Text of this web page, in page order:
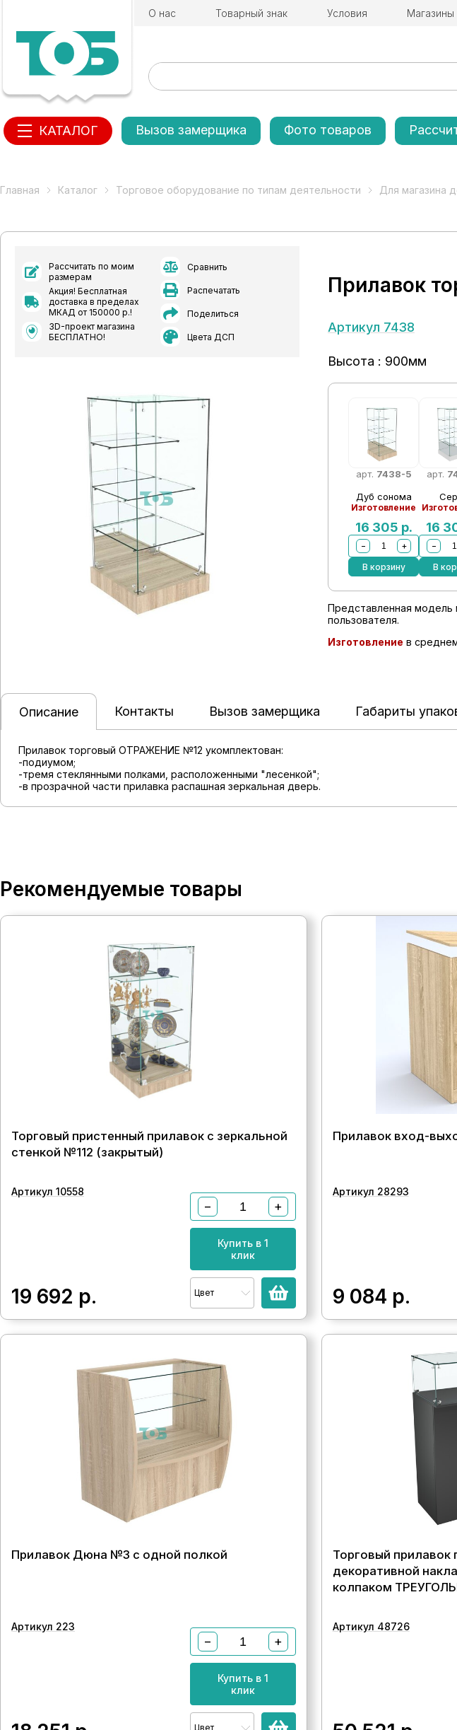
О нас Товарный знак Условия
КАТАЛОГ Вызов замерщика Фото товаров
Главная Каталог Торговое оборудование по типам деятельности Для магазина
Рассчитать по моим
размерам
Акция! Бесплатная
доставка в пределах
МКАД от 150000 р.!
3D-проект магазина
БЕСПЛАТНО!
Сравнить
Распечатать
Поделиться
Цвета ДСП
Прилавок
Артикул 7438
Высота : 900мм
арт. 7438-5
Дуб сонома
Изготовление
16 305 р.
−
+
В корзину
арт.
16
−
В
Представленная модель
пользователя.
Изготовление в
Описание Контакты Вызов замерщика Габариты
Прилавок торговый ОТРАЖЕНИЕ №12 укомплектован:
-подиумом;
-тремя стеклянными полками, расположенными "лесенкой";
-в прозрачной части прилавка распашная зеркальная дверь.
Рекомендуемые товары
Торговый пристенный прилавок с зеркальной
стенкой №112 (закрытый)
Артикул 10558
19 692 р.
− +
Купить в 1
клик
Цвет
Прилавок вход-
Артикул 28293
9 084 р.
Прилавок Дюна №3 с одной полкой
Артикул 223
− +
Купить в 1
клик
Цвет
Торговый прилавок
декоративной
колпаком
Артикул 48726